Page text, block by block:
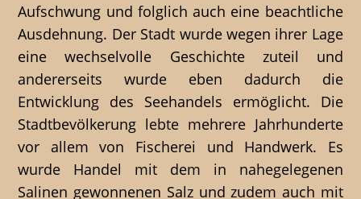
Aufschwung und folglich auch eine beachtliche
Ausdehnung. Der Stadt wurde wegen ihrer Lage
eine wechselvolle Geschichte zuteil und
andererseits wurde eben dadurch die
Entwicklung des Seehandels ermöglicht. Die
Stadtbevölkerung lebte mehrere Jahrhunderte
vor allem von Fischerei und Handwerk. Es
wurde Handel mit dem in nahegelegenen
Salinen gewonnenen Salz und zudem auch mit